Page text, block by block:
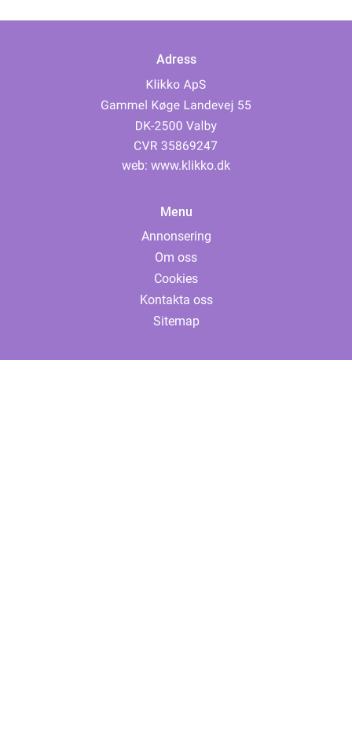
Adress
web: www.klikko.dk
Menu
Annonsering
Om oss
Cookies
Kontakta oss
Sitemap